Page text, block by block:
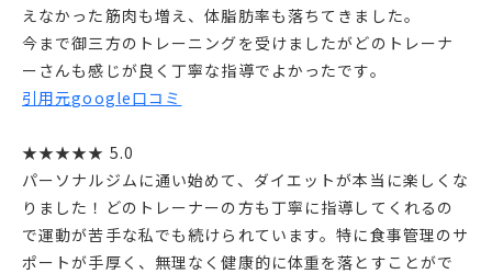
えなかった筋肉も増え、体脂肪率も落ちてきました。
今まで御三方のトレーニングを受けましたがどのトレーナ
ーさんも感じが良く丁寧な指導でよかったです。
引用元google口コミ
★★★★★ 5.0
パーソナルジムに通い始めて、ダイエットが本当に楽しくな
りました！どのトレーナーの方も丁寧に指導してくれるの
で運動が苦手な私でも続けられています。特に食事管理のサ
ポートが手厚く、無理なく健康的に体重を落とすことがで